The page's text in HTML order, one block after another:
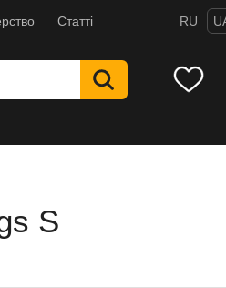
Статті RU
S